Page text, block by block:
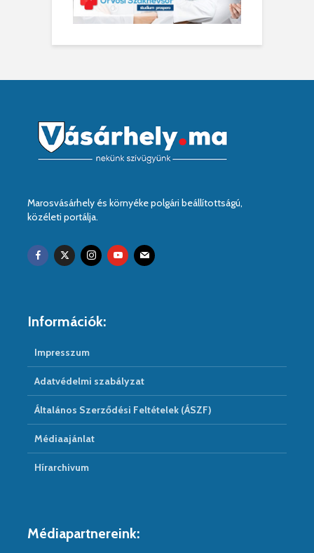
Marosvásárhely és környéke polgári beállítottságú,
közéleti portálja.
Információk:
Impresszum
Adatvédelmi szabályzat
Általános Szerződési Feltételek (ÁSZF)
Médiaajánlat
Hírarchivum
Médiapartnereink: